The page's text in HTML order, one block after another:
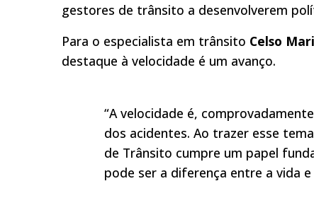
gestores de trânsito a desenvolverem
Para o especialista em trânsito Celso
destaque à velocidade é um avanço.
“A velocidade é,
dos acidentes. Ao trazer esse
de Trânsito cumpre um papel
pode ser a diferença entre a vida